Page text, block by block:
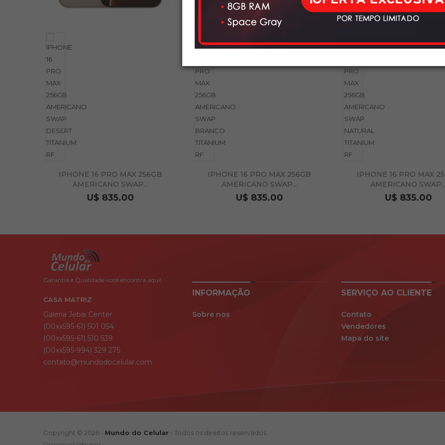
IPHONE 16 PRO MAX 256GB
AMERICANO SWAP...
U$ 835.00
IPHONE 16 PRO MAX 256GB
AMERICANO SWAP...
U$ 835.00
IPHONE 16 PRO MAX
AMERICANO SWAP...
U$ 835.00
Garantia e Qualidade você encontra aqui!
CASA MATRIZ
Galeria Jebai Center
(00xx595-61) 501 054
(00xx595-61) 510 539
(00xx595-994) 329 275
contato@mundodocelular.com
INFORMAÇÃO
Sobre nos
SERVIÇO AO CLIENTE
Contato
Vendedores
Mapa do site
Copyright © 2026 - Mundo do Celular - Todos os direitos reservados.